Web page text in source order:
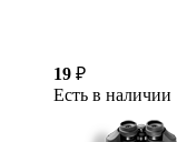
19 ₽
Есть в наличии